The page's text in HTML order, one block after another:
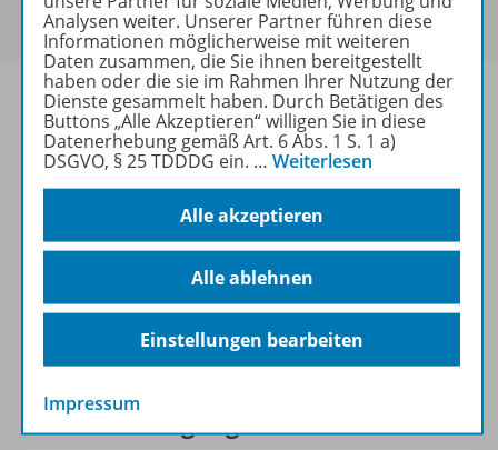
erworben werden.
Produktinformationen
Beschreibung
Zugehörige Produkte
Benachrichtigungs-Service
Analysen weiter. Unserer Partner führen diese
Informationen möglicherweise mit weiteren
Daten zusammen, die Sie ihnen bereitgestellt
haben oder die sie im Rahmen Ihrer Nutzung der
Dienste gesammelt haben. Durch Betätigen des
Buttons „Alle Akzeptieren“ willigen Sie in diese
Datenerhebung gemäß Art. 6 Abs. 1 S. 1 a)
DSGVO, § 25 TDDDG ein. … Weiterlesen
Alle akzeptieren
Alle ablehnen
Einstellungen bearbeiten
Impressum